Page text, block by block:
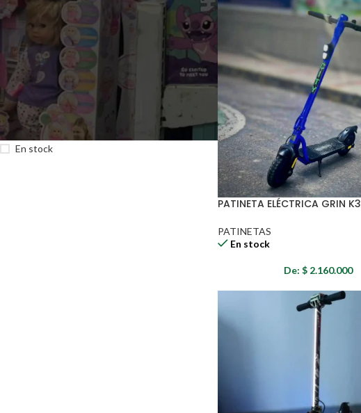
FILTRAR
Precio: $ 305.760 $ 14.700.000
ESTADO DE INVENTARIO
En venta
En stock
PATINETA ELÉCTRICA GRIN K3
PATINETAS
En stock
De:$ 2.160.000